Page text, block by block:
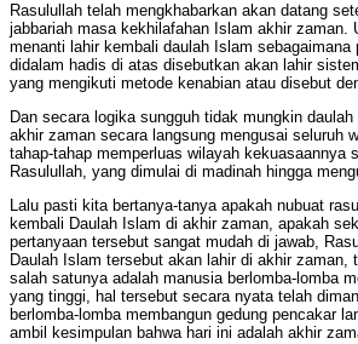
Rasulullah telah mengkhabarkan akan datang
jabbariah masa kekhilafahan Islam akhir zaman.
menanti lahir kembali daulah Islam sebagaimana
didalam hadis di atas disebutkan akan lahir
yang mengikuti metode kenabian atau disebut
Dan secara logika sungguh tidak mungkin
akhir zaman secara langsung mengusai seluruh
tahap-tahap memperluas wilayah kekuasaannya
Rasulullah, yang dimulai di madinah hingga
Lalu pasti kita bertanya-tanya apakah nubuat
kembali Daulah Islam di akhir zaman, apakah
pertanyaan tersebut sangat mudah di jawab,
Daulah Islam tersebut akan lahir di akhir zaman,
salah satunya adalah manusia berlomba-lomba
yang tinggi, hal tersebut secara nyata telah
berlomba-lomba membangun gedung pencakar
ambil kesimpulan bahwa hari ini adalah akhir